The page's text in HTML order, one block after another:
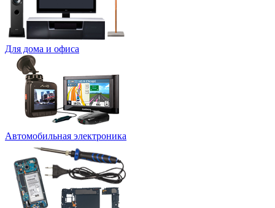
Для дома и офиса
Автомобильная электроника